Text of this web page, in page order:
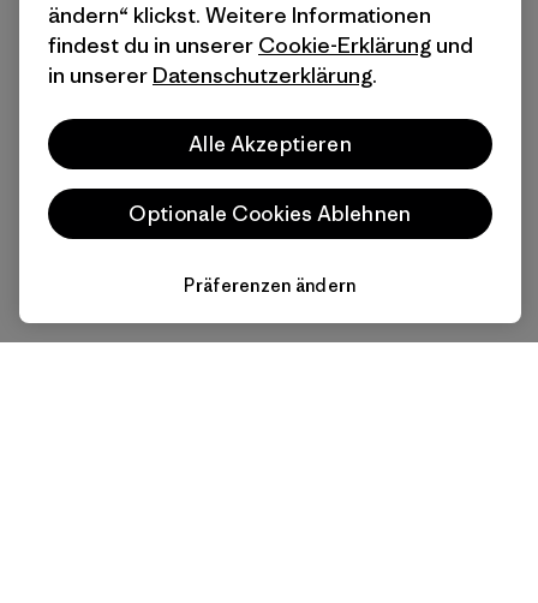
ändern“ klickst. Weitere Informationen
findest du in unserer Cookie-Erklärung und
in unserer Datenschutzerklärung.
Alle Akzeptieren
Optionale Cookies Ablehnen
Präferenzen ändern